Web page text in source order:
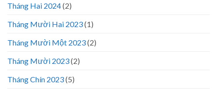
Tháng Hai 2024(2)
Tháng Mười Hai 2023(1)
Tháng Mười Một 2023(2)
Tháng Mười 2023(2)
Tháng Chín 2023(5)